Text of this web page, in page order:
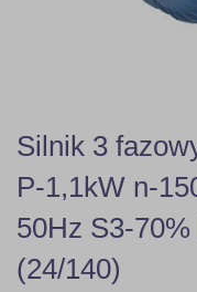
Skip
to
the
beginning
of
the
images
gallery
Silnik 3
P-1,1kW n-
50Hz S3-
(24/140)